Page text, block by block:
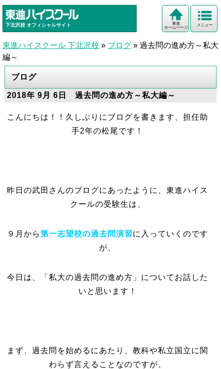
下北沢校 オフィシャルサイト メニュー
東進
ホームページ
東進ハイスクール 下北沢校 » ブログ » 過去問の進め方～私大
編～
ブログ
2018年 9月 6日 過去問の進め方～私大編～
こんにちは！！久しぶりにブログを書きます、担任助
手2年の松尾です！
昨日の武田さんのブログにあったように、東進ハイス
クールの受験生は、
９月から第一志望校の過去問演習に入っていくのです
が、
今日は、「私大の過去問の進め方」についてお話した
いと思います！
まず、過去問を始めるにあたり、教科や私立国立に関
わらず言えることなのですが、